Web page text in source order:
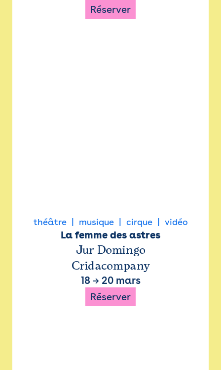
Réserver
théâtre musique cirque vidéo
La femme des astres
Jur Domingo
Cridacompany
18 → 20 mars
Réserver